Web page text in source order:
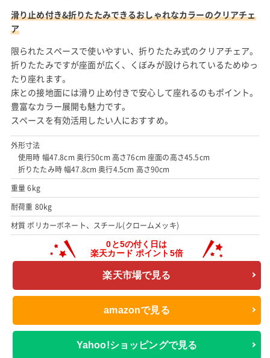
滑り止め付き&折りたたみできるおしゃれなカラーのクリアチェ
ア
限られたスペースで使いやすい、折りたたみ式のクリアチェア。
折りたたみですが座面が広く、くぼみが設けられているためゆっ
たり座れます。
床との接地面には滑り止め付きで安心して座れるのもポイント。
豊富なカラー展開も魅力です。
スペースを有効活用したい人におすすめ。
外形寸法
使用時 幅47.8cm 奥行50cm 高さ76cm 座面の高さ45.5cm
折りたたみ時 幅47.8cm 奥行4.5cm 高さ90cm
重量 6kg
耐荷重 80kg
材質 ポリカーボネート、スチール(クロームメッキ)
楽天市場で見る
amazonで見る
Yahoo!ショッピングで見る